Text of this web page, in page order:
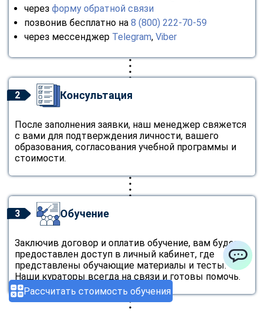
Рассчитать стоимость обучения
через форму обратной связи
позвонив бесплатно на 8 (800) 222-70-59
через мессенджер Telegram, Viber
2 Консультация
После заполнения заявки, наш менеджер свяжется
с вами для подтверждения личности, вашего
образования, согласования учебной программы и
стоимости.
3 Обучение
Заключив договор и оплатив обучение, вам будет
предоставлен доступ в личный кабинет, где
представлены обучающие материалы и тесты.
Наши кураторы всегда на связи и готовы помочь.
ChatApp